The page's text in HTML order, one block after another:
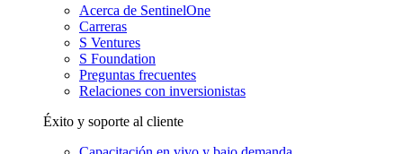
Acerca de SentinelOne
Carreras
S Ventures
S Foundation
Preguntas frecuentes
Relaciones con inversionistas
Éxito y soporte al cliente